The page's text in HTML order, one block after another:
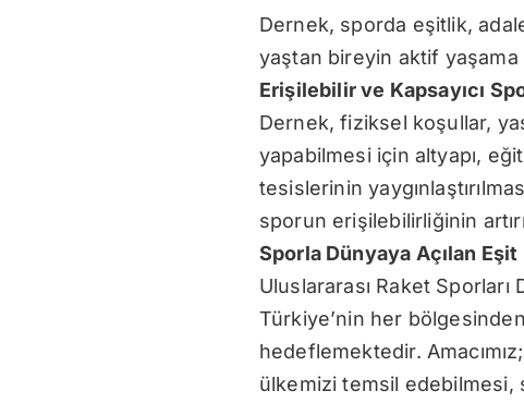
Dernek, sporda eşitlik,
yaştan bireyin aktif yaşama
Erişilebilir ve Kapsayıcı
Dernek, fiziksel koşullar,
yapabilmesi için altyapı,
tesislerinin
sporun erişilebilirliğinin
Sporla Dünyaya Açılan Eşit
Uluslararası Raket Sporları
Türkiye’nin her
hedeflemektedir.
ülkemizi temsil edebilmesi,